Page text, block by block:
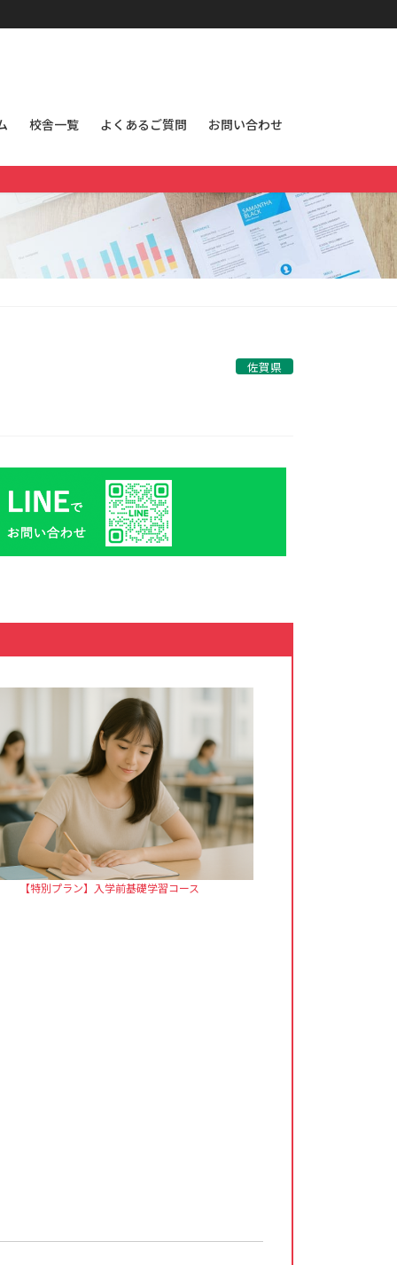
校舎一覧 よくあるご質問 お問い合わせ
佐賀県
【特別プラン】入学前基礎学習コース